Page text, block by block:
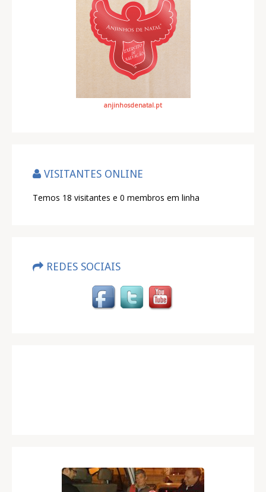
anjinhosdenatal.pt
VISITANTES ONLINE
Temos 18 visitantes e 0 membros em linha
REDES SOCIAIS